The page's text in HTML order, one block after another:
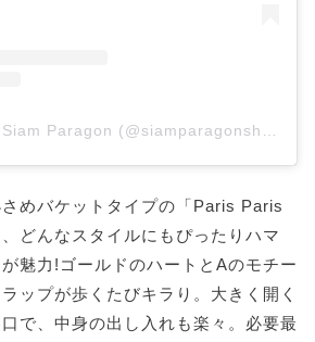
A post shared by Siam Paragon (@siamparagonshopping)
めバケットタイプの「Paris Paris
どんなスタイルにもぴったりハマ
魅力!ゴールドのハートとAのモチー
ップが歩くたびキラり。大きく開く
で、中身の出し入れも楽々。必要最